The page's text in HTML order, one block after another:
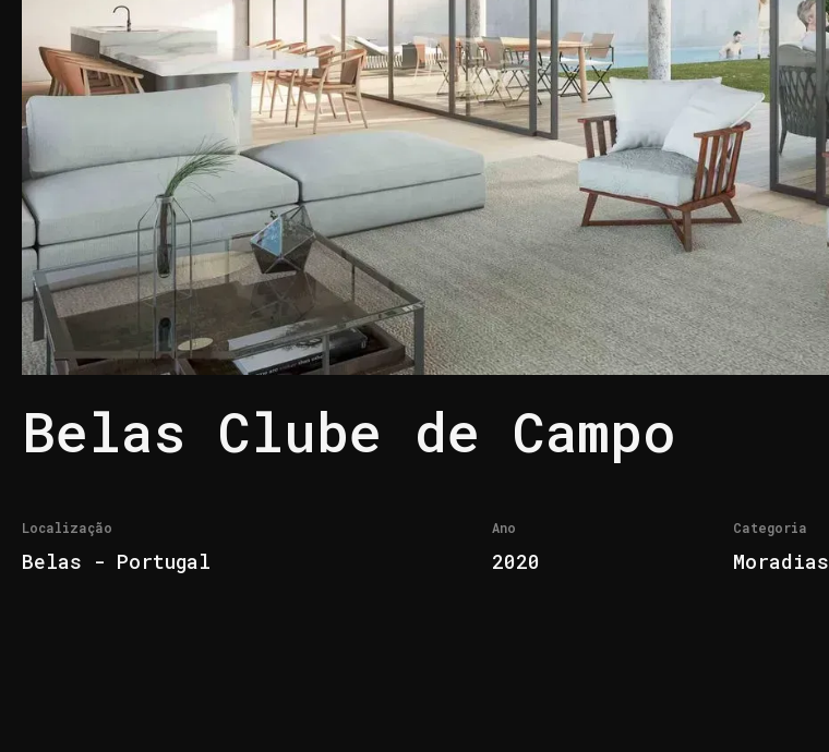
Belas Clube de Campo
Localização
Belas - Portugal
Ano
2020
Categoria
Moradias